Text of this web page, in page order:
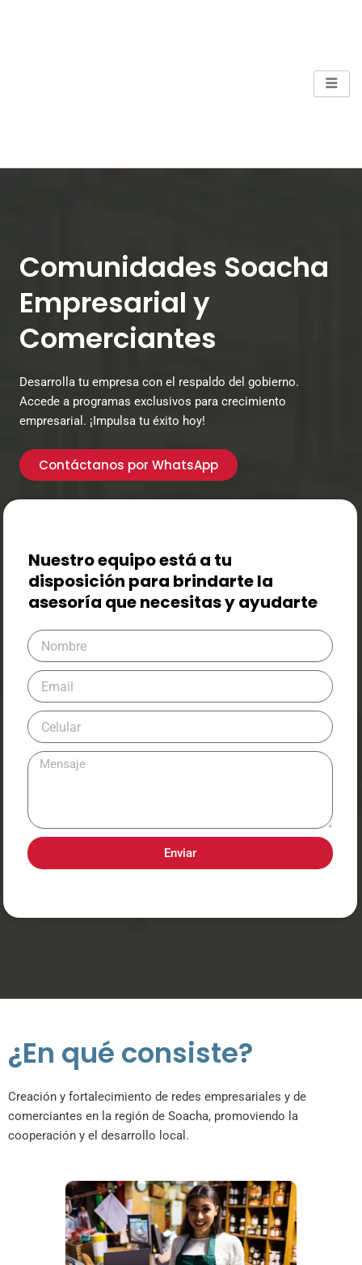
Comunidades Soacha
Empresarial y
Comerciantes
Desarrolla tu empresa con el respaldo del gobierno.
Accede a programas exclusivos para crecimiento
empresarial. ¡Impulsa tu éxito hoy!
Contáctanos por WhatsApp
Nuestro equipo está a tu
disposición para brindarte la
asesoría que necesitas y ayudarte
Enviar
¿En qué consiste?
Creación y fortalecimiento de redes empresariales y de
comerciantes en la región de Soacha, promoviendo la
cooperación y el desarrollo local.